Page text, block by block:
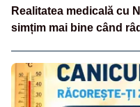
Realitatea medicală cu
simțim mai bine când